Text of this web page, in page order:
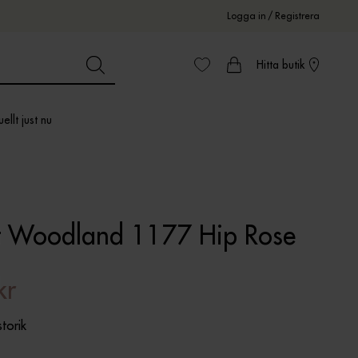
Logga in / Registrera
Hitta butik
just nu
Woodland 1177 Hip Rose